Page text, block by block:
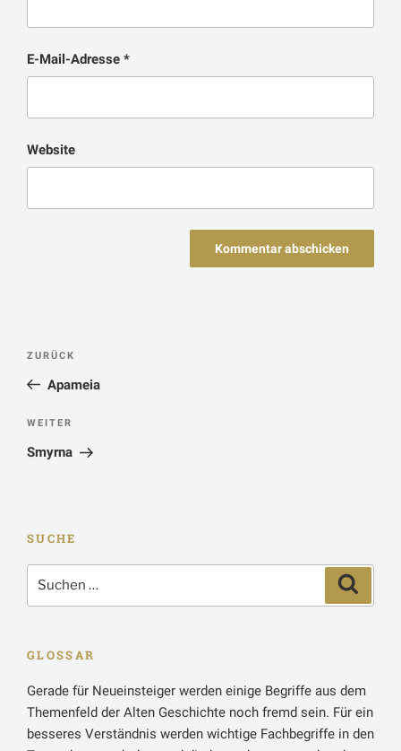
E-Mail-Adresse *
Website
Beitragsnavigation
Vorheriger
Beitrag
ZURÜCK
Apameia
Nächster
Beitrag
WEITER
Smyrna
SUCHE
nach:
GLOSSAR
Gerade für Neueinsteiger werden einige Begriffe aus dem
Themenfeld der Alten Geschichte noch fremd sein. Für ein
besseres Verständnis werden wichtige Fachbegriffe in den